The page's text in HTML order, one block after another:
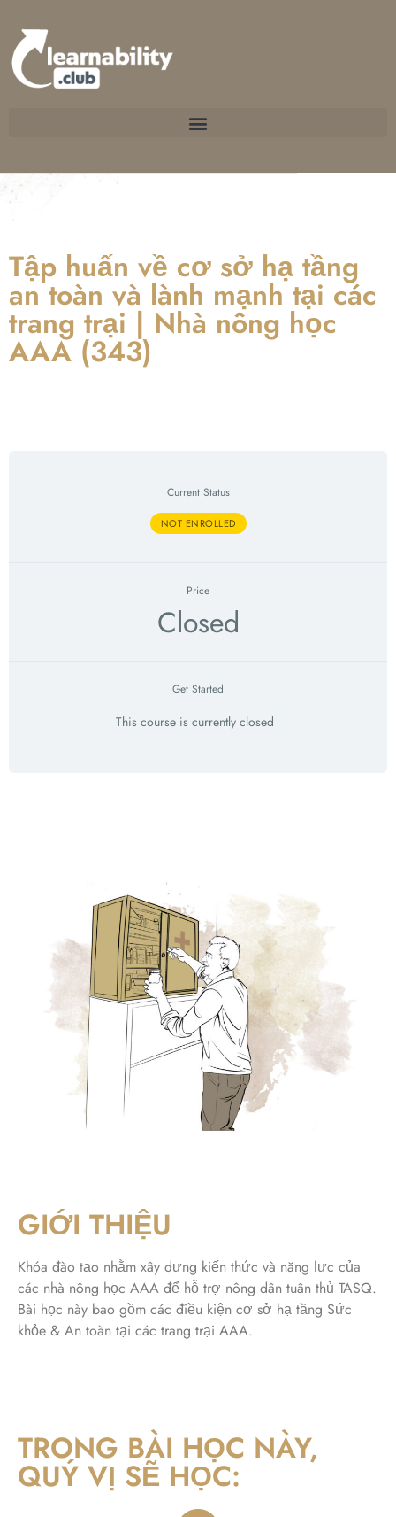
Tập huấn về cơ sở hạ tầng
an toàn và lành mạnh tại các
trang trại | Nhà nông học
AAA (343)
Current Status
NOT ENROLLED
Price
Closed
Get Started
This course is currently closed
GIỚI THIỆU
Khóa đào tạo nhằm xây dựng kiến thức và năng lực của
các nhà nông học AAA để hỗ trợ nông dân tuân thủ TASQ.
Bài học này bao gồm các điều kiện cơ sở hạ tầng Sức
khỏe & An toàn tại các trang trại AAA.
TRONG BÀI HỌC NÀY,
QUÝ VỊ SẼ HỌC: